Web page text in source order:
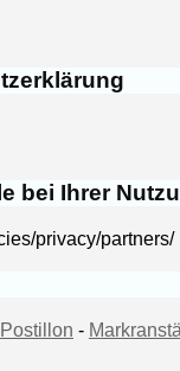
bei Ihrer
privacy/partners/
-